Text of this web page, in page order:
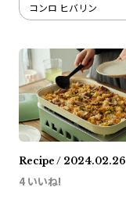
コンロ ヒバリン
Recipe / 2024.02.26
4 いいね!